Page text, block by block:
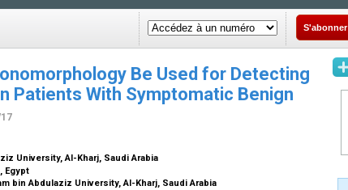
S'abonner
Be Used for Detecting
Patients With Symptomatic Benign
University, Al-Kharj, Saudi Arabia
Egypt
bin Abdulaziz University, Al-Kharj, Saudi Arabia